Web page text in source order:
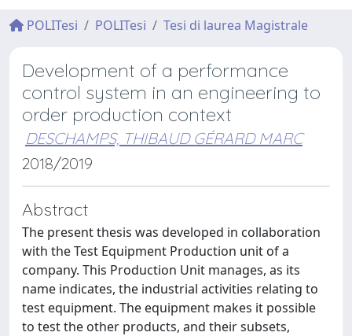
POLITesi POLITesi Tesi di laurea Magistrale
Development of a performance
control system in an engineering to
order production context
DESCHAMPS, THIBAUD GÉRARD MARC
2018/2019
Abstract
The present thesis was developed in collaboration
with the Test Equipment Production unit of a
company. This Production Unit manages, as its
name indicates, the industrial activities relating to
test equipment. The equipment makes it possible
to test the other products, and their subsets,